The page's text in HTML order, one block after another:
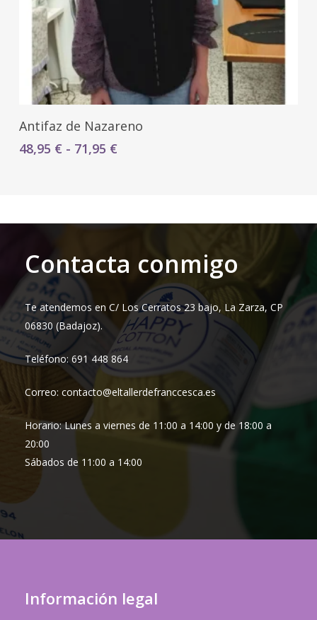
Antifaz de Nazareno
48,95 € - 71,95 €Rango
hasta
Contacta conmigo
Te atendemos en C/ Los Cerratos 23 bajo, La Zarza, CP
06830 (Badajoz).
Teléfono: 691 448 864
Correo: contacto@eltallerdefranccesca.es
Horario: Lunes a viernes de 11:00 a 14:00 y de 18:00 a
20:00
Sábados de 11:00 a 14:00
Información legal